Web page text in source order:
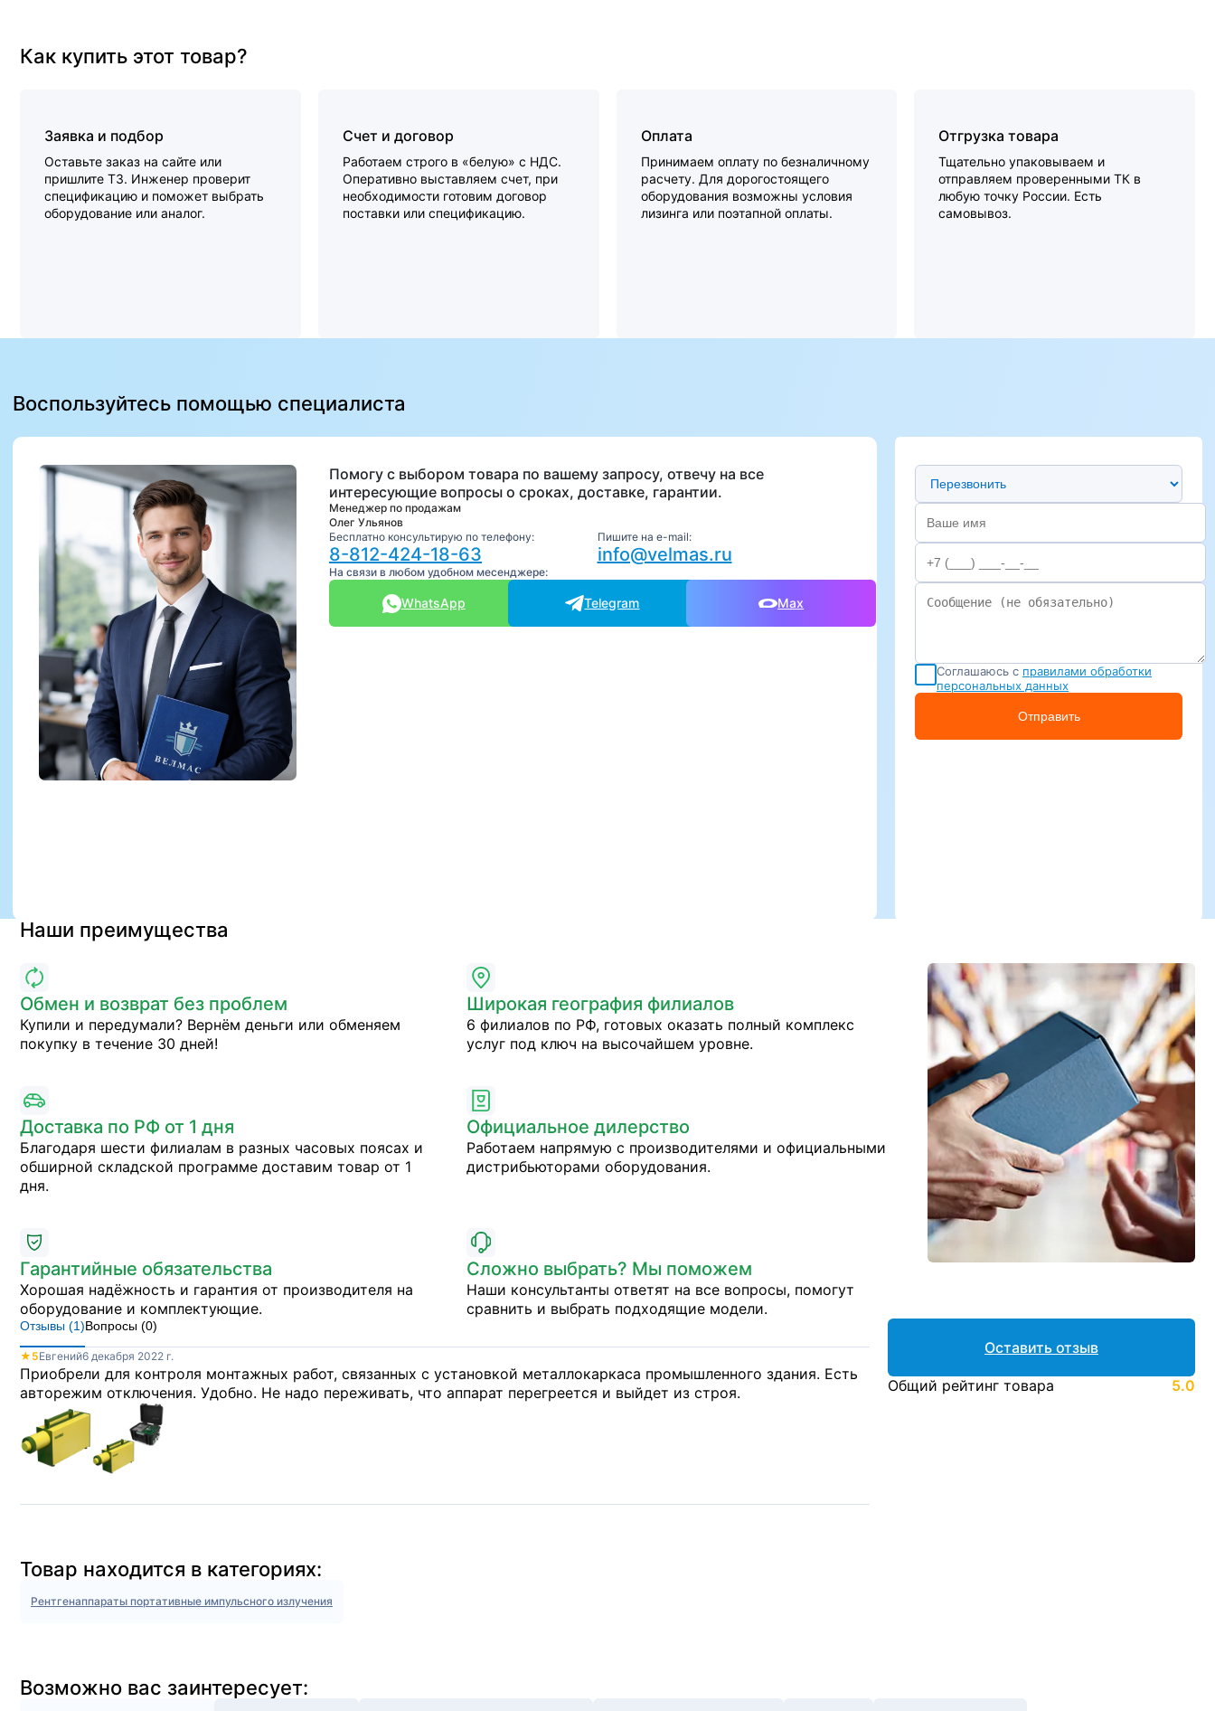
Как купить этот товар?
Заявка и подбор
Оставьте заказ на сайте или
пришлите ТЗ. Инженер проверит
спецификацию и поможет выбрать
оборудование или аналог.
Счет и договор
Работаем строго в «белую» с НДС.
Оперативно выставляем счет, при
необходимости готовим договор
поставки или спецификацию.
Оплата
Принимаем оплату по безналичному
расчету. Для дорогостоящего
оборудования возможны условия
лизинга или поэтапной оплаты.
Отгрузка товара
Тщательно упаковываем и
отправляем проверенными ТК в
любую точку России. Есть
самовывоз.
Воспользуйтесь помощью специалиста
Помогу с выбором товара по вашему запросу, отвечу на все
интересующие вопросы о сроках, доставке, гарантии.
Менеджер по продажам
Олег Ульянов
Бесплатно консультирую по телефону:
8-812-424-18-63
Пишите на e-mail:
info@velmas.ru
На связи в любом удобном месенджере:
WhatsApp Telegram Max
Предпочтительный способ связи
Соглашаюсь с правилами обработки
персональных данных
Отправить
Наши преимущества
Обмен и возврат без проблем
Купили и передумали? Вернём деньги или обменяем
покупку в течение 30 дней!
Широкая география филиалов
6 филиалов по РФ, готовых оказать полный комплекс
услуг под ключ на высочайшем уровне.
Доставка по РФ от 1 дня
Благодаря шести филиалам в разных часовых поясах и
обширной складской программе доставим товар от 1
дня.
Официальное дилерство
Работаем напрямую с производителями и официальными
дистрибьюторами оборудования.
Гарантийные обязательства
Хорошая надёжность и гарантия от производителя на
оборудование и комплектующие.
Сложно выбрать? Мы поможем
Наши консультанты ответят на все вопросы, помогут
сравнить и выбрать подходящие модели.
Отзывы (1)Вопросы (0)
★ 5Евгений6 декабря 2022 г.
Приобрели для контроля монтажных работ, связанных с установкой металлокаркаса промышленного здания. Есть
авторежим отключения. Удобно. Не надо переживать, что аппарат перегреется и выйдет из строя.
Оставить отзыв
Общий рейтинг товара 5.0
Товар находится в категориях:
Рентгенаппараты портативные импульсного излучения
Возможно вас заинтересует: